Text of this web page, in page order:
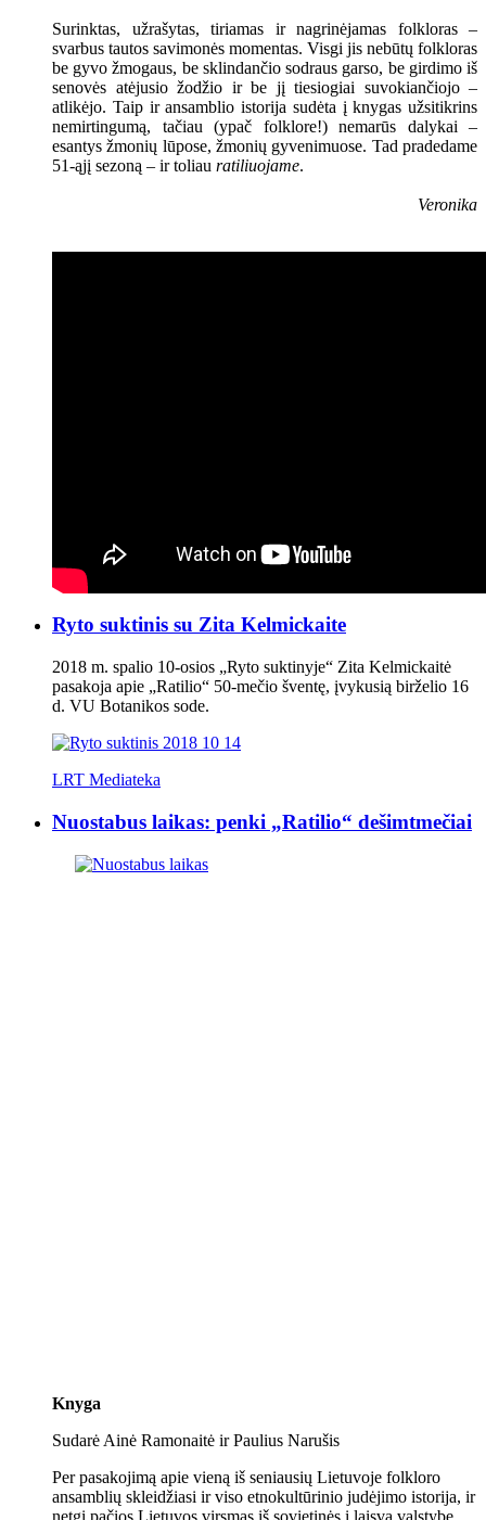
Surinktas, užrašytas, tiriamas ir nagrinėjamas folkloras –
svarbus tautos savimonės momentas. Visgi jis nebūtų folkloras
be gyvo žmogaus, be sklindančio sodraus garso, be girdimo iš
senovės atėjusio žodžio ir be jį tiesiogiai suvokiančiojo –
atlikėjo. Taip ir ansamblio istorija sudėta į knygas užsitikrins
nemirtingumą, tačiau (ypač folklore!) nemarūs dalykai –
esantys žmonių lūpose, žmonių gyvenimuose. Tad pradedame
51-ąjį sezoną – ir toliau ratiliuojame.
Veronika
Ryto suktinis su Zita Kelmickaite
2018 m. spalio 10-osios „Ryto suktinyje“ Zita Kelmickaitė
pasakoja apie „Ratilio“ 50-mečio šventę, įvykusią birželio 16
d. VU Botanikos sode.
LRT Mediateka
Nuostabus laikas: penki „Ratilio“ dešimtmečiai
Knyga
Sudarė Ainė Ramonaitė ir Paulius Narušis
Per pasakojimą apie vieną iš seniausių Lietuvoje folkloro
ansamblių skleidžiasi ir viso etnokultūrinio judėjimo istorija, ir
netgi pačios Lietuvos virsmas iš sovietinės į laisvą valstybę.